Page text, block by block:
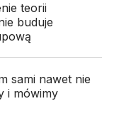
teorii
buduje
sami nawet nie
i mówimy